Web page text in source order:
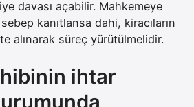
davası açabilir. Mahkemeye
kanıtlansa dahi, kiracıların
alınarak süreç yürütülmelidir.
ihtar